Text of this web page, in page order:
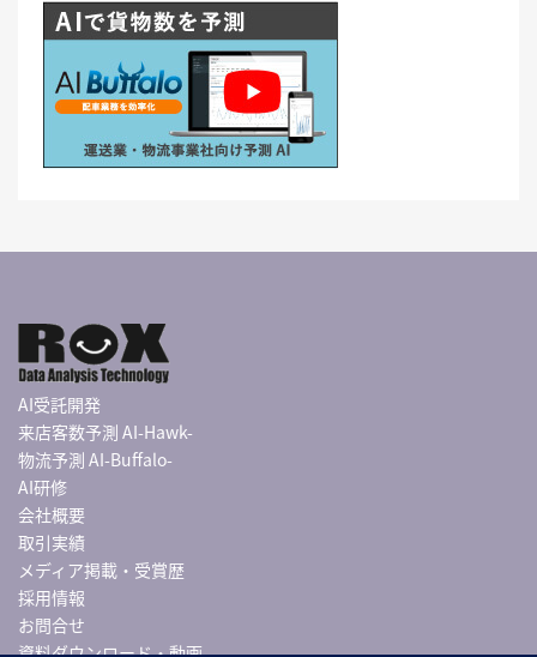
AI受託開発
来店客数予測 AI-Hawk-
物流予測 AI-Buffalo-
AI研修
会社概要
取引実績
メディア掲載・受賞歴
採用情報
お問合せ
資料ダウンロード・動画